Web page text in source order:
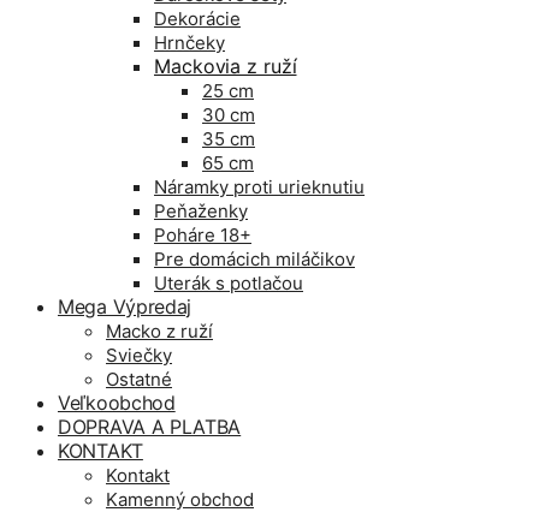
Dekorácie
Hrnčeky
Mackovia z ruží
25 cm
30 cm
35 cm
65 cm
Náramky proti urieknutiu
Peňaženky
Poháre 18+
Pre domácich miláčikov
Uterák s potlačou
Mega Výpredaj
Macko z ruží
Sviečky
Ostatné
Veľkoobchod
DOPRAVA A PLATBA
KONTAKT
Kontakt
Kamenný obchod